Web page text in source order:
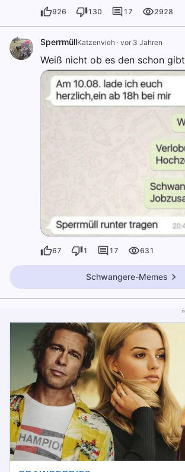
926 130 17 2928
SperrmüllKatzenvieh · vor 3 Jahren
Weiß nicht ob es den schon gibt
67 1 17 631
Schwangere-Memes